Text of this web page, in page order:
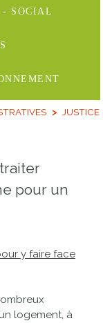
- SOCIAL
JUSTICE
pour un
y faire face
logement, à